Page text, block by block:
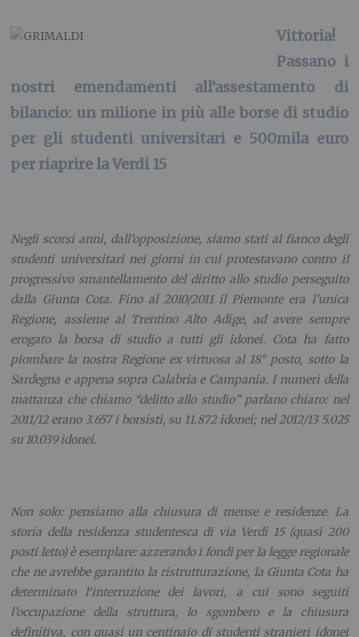
Vittoria!
Passano i
nostri emendamenti all’assestamento di
bilancio: un milione in più alle borse di studio
per gli studenti universitari e 500mila euro
per riaprire la Verdi 15
Negli scorsi anni, dall’opposizione, siamo stati al fianco degli
studenti universitari nei giorni in cui protestavano contro il
progressivo smantellamento del diritto allo studio perseguito
dalla Giunta Cota. Fino al 2010/2011 il Piemonte era l’unica
Regione, assieme al Trentino Alto Adige, ad avere sempre
erogato la borsa di studio a tutti gli idonei. Cota ha fatto
piombare la nostra Regione ex virtuosa al 18° posto, sotto la
Sardegna e appena sopra Calabria e Campania. I numeri della
mattanza che chiamo “delitto allo studio” parlano chiaro: nel
2011/12 erano 3.657 i borsisti, su 11.872 idonei; nel 2012/13 5.025
su 10.039 idonei.
Non solo: pensiamo alla chiusura di mense e residenze. La
storia della residenza studentesca di via Verdi 15 (quasi 200
posti letto) è esemplare: azzerando i fondi per la legge regionale
che ne avrebbe garantito la ristrutturazione, la Giunta Cota ha
determinato l‘interruzione dei lavori, a cui sono seguiti
l’occupazione della struttura, lo sgombero e la chiusura
definitiva, con quasi un centinaio di studenti stranieri idonei